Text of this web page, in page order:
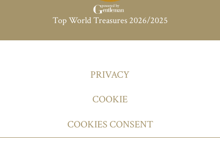
Top World Treasures 2026/2025
PRIVACY
COOKIE
COOKIES CONSENT